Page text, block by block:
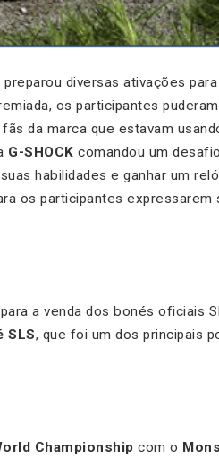
diversas ativações para
os participantes
da marca que estavam
G-SHOCK comandou um
habilidades e ganhar um
os participantes expressarem
a venda dos bonés oficiais
SLS, que foi um dos principais
Championship com o